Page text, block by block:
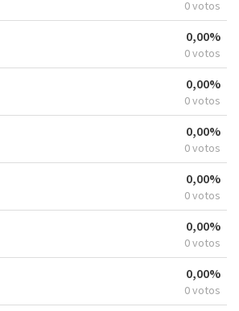
0 votos
0,00%
0 votos
0,00%
0 votos
0,00%
0 votos
0,00%
0 votos
0,00%
0 votos
0,00%
0 votos